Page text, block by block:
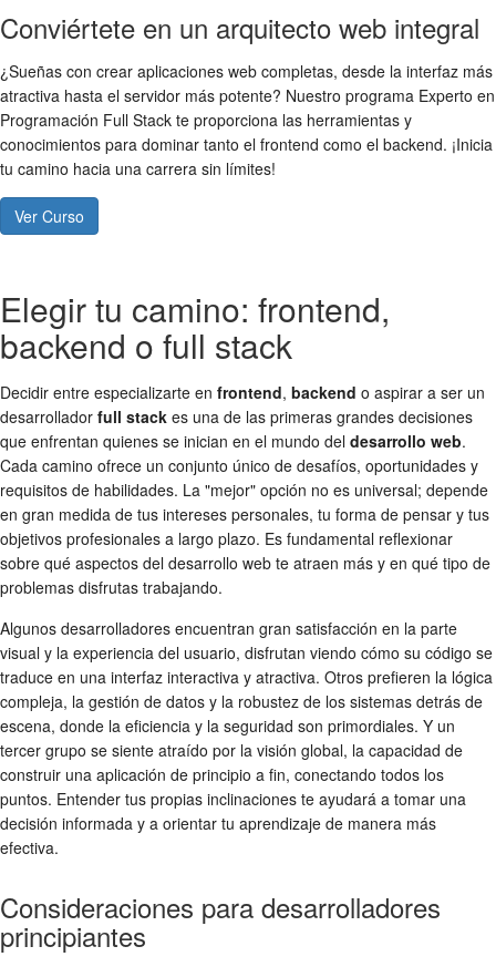
Conviértete en un arquitecto web integral
¿Sueñas con crear aplicaciones web completas, desde la interfaz más
atractiva hasta el servidor más potente? Nuestro programa Experto en
Programación Full Stack te proporciona las herramientas y
conocimientos para dominar tanto el frontend como el backend. ¡Inicia
tu camino hacia una carrera sin límites!
Ver Curso
Elegir tu camino: frontend,
backend o full stack
Decidir entre especializarte en frontend, backend o aspirar a ser un
desarrollador full stack es una de las primeras grandes decisiones
que enfrentan quienes se inician en el mundo del desarrollo web.
Cada camino ofrece un conjunto único de desafíos, oportunidades y
requisitos de habilidades. La "mejor" opción no es universal; depende
en gran medida de tus intereses personales, tu forma de pensar y tus
objetivos profesionales a largo plazo. Es fundamental reflexionar
sobre qué aspectos del desarrollo web te atraen más y en qué tipo de
problemas disfrutas trabajando.
Algunos desarrolladores encuentran gran satisfacción en la parte
visual y la experiencia del usuario, disfrutan viendo cómo su código se
traduce en una interfaz interactiva y atractiva. Otros prefieren la lógica
compleja, la gestión de datos y la robustez de los sistemas detrás de
escena, donde la eficiencia y la seguridad son primordiales. Y un
tercer grupo se siente atraído por la visión global, la capacidad de
construir una aplicación de principio a fin, conectando todos los
puntos. Entender tus propias inclinaciones te ayudará a tomar una
decisión informada y a orientar tu aprendizaje de manera más
efectiva.
Consideraciones para desarrolladores
principiantes